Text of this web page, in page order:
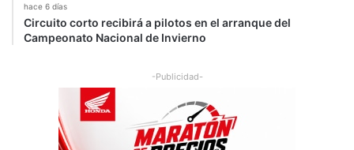
hace 6 días
Circuito corto recibirá a pilotos en el arranque del
Campeonato Nacional de Invierno
-Publicidad-